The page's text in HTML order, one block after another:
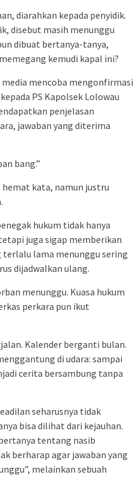
diarahkan kepada penyidik.
disebut masih menunggu
dibuat bertanya-tanya,
kemudi kapal ini?
mencoba mengonfirmasi
PS Kapolsek Lolowau
penjelasan
jawaban yang diterima
bang.”
kata, namun justru
hukum tidak hanya
juga sigap memberikan
terlalu lama menunggu sering
dijadwalkan ulang.
menunggu. Kuasa hukum
perkara pun ikut
Kalender berganti bulan.
di udara: sampai
cerita bersambung tanpa
seharusnya tidak
bisa dilihat dari kejauhan.
tentang nasib
berharap agar jawaban yang
melainkan sebuah